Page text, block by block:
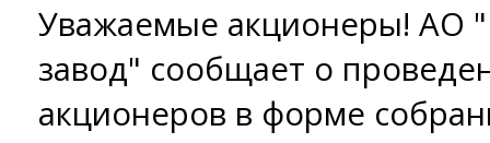
Уважаемые акционеры! АО
завод" сообщает о
акционеров в форме